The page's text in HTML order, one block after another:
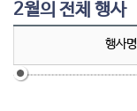
2월의 전체 행사
행사명